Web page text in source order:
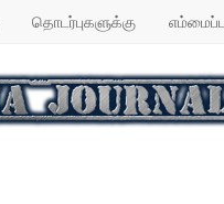
தொடர்புகளுக்கு